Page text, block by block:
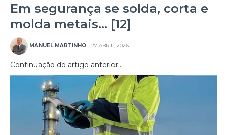
Em segurança se solda, corta e
molda metais… [12]
MANUEL MARTINHO - 27 ABRIL, 2026
Continuação do artigo anterior…